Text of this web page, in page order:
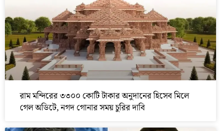
রাম মন্দিরের ৩৩০০ কোটি টাকার অনুদানের হিসেব মিলে
গেল অডিটে, নগদ গোনার সময় চুরির দাবি